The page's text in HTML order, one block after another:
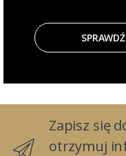
SPRAWDŹ
Zapisz się
otrzymuj